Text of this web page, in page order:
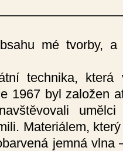
mé tvorby,
technika, která
1967 byl založen
Materiálem,
jemná vlna